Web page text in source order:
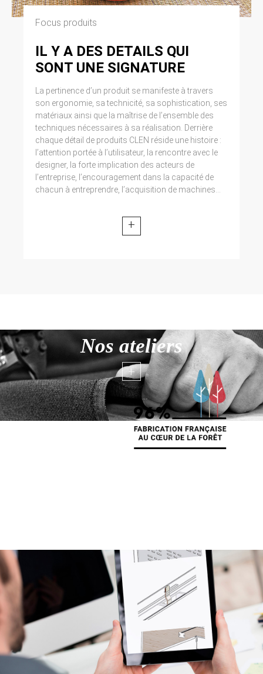
Focus produits
IL Y A DES DETAILS QUI
SONT UNE SIGNATURE
La pertinence d’un produit se manifeste à travers
son ergonomie, sa technicité, sa sophistication, ses
matériaux ainsi que la maîtrise de l’ensemble des
techniques nécessaires à sa réalisation. Derrière
chaque détail de produits CLEN réside une histoire :
l’attention portée à l’utilisateur, la rencontre avec le
designer, la forte implication des acteurs de
l’entreprise, l’encouragement dans la capacité de
chacun à entreprendre, l’acquisition de machines...
+
Nos ateliers
+